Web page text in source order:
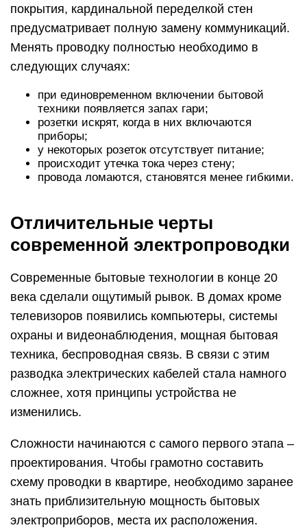
покрытия, кардинальной переделкой стен
предусматривает полную замену коммуникаций.
Менять проводку полностью необходимо в
следующих случаях:
при единовременном включении бытовой
техники появляется запах гари;
розетки искрят, когда в них включаются
приборы;
у некоторых розеток отсутствует питание;
происходит утечка тока через стену;
провода ломаются, становятся менее гибкими.
Отличительные черты
современной электропроводки
Современные бытовые технологии в конце 20
века сделали ощутимый рывок. В домах кроме
телевизоров появились компьютеры, системы
охраны и видеонаблюдения, мощная бытовая
техника, беспроводная связь. В связи с этим
разводка электрических кабелей стала намного
сложнее, хотя принципы устройства не
изменились.
Сложности начинаются с самого первого этапа –
проектирования. Чтобы грамотно составить
схему проводки в квартире, необходимо заранее
знать приблизительную мощность бытовых
электроприборов, места их расположения.